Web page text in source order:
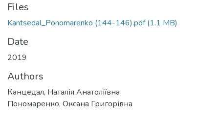
Files
Kantsedal_Ponomarenko (144-146).pdf(1.1 MB)
Date
2019
Authors
Канцедал, Наталія Анатоліївна
Пономаренко, Оксана Григорівна